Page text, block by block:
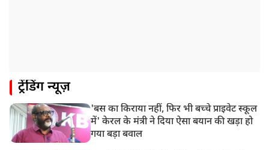
ट्रेंडिंग न्यूज़
'बस का किराया नहीं, फिर भी बच्चे प्राइवेट स्कूल
में' केरल के मंत्री ने दिया ऐसा बयान की खड़ा हो
गया बड़ा बवाल